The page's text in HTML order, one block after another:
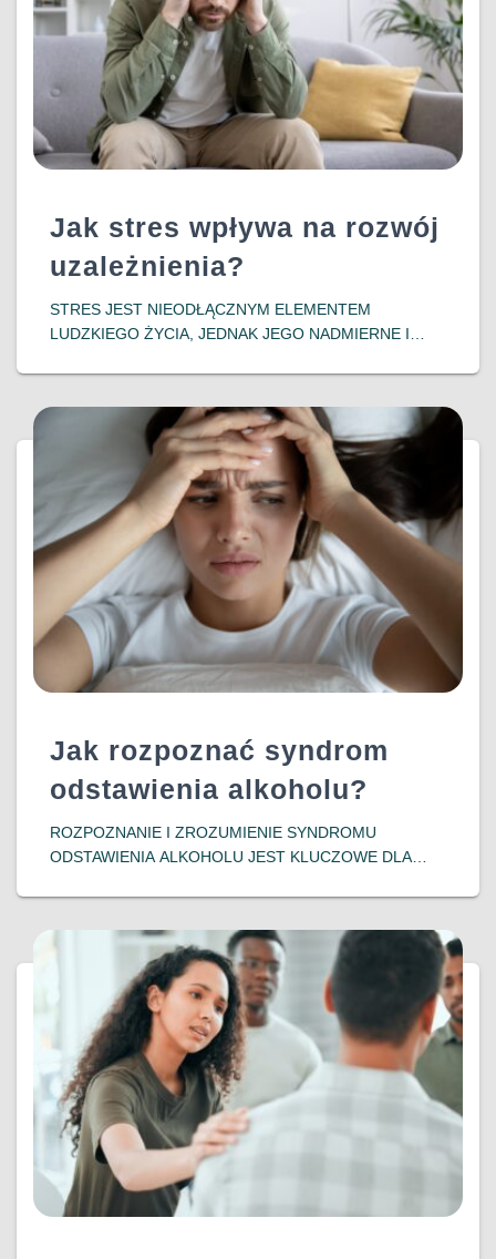
Jak stres wpływa na rozwój
uzależnienia?
​STRES JEST NIEODŁĄCZNYM ELEMENTEM
LUDZKIEGO ŻYCIA, JEDNAK JEGO NADMIERNE I
W TYM DO ROZWOJU UZALEŻNIEŃ. WSPÓŁCZESNE
BADANIA WSKAZUJĄ NA SILNY ZWIĄZEK MIĘDZY
DOŚWIADCZENIEM STRESU A PODATNOŚCIĄ NA
DOWIEDZ SIĘ WIĘCEJ…
Jak rozpoznać syndrom
odstawienia alkoholu?
ROZPOZNANIE I ZROZUMIENIE SYNDROMU
ODSTAWIENIA ALKOHOLU JEST KLUCZOWE DLA
ODPOWIEDNIE WSPARCIE MOGĄ ZNACZĄCO
POPRAWIĆ ROKOWANIA I JAKOŚĆ ŻYCIA
PACJENTÓW, POMAGAJĄC IM W POWROCIE DO
DOWIEDZ SIĘ WIĘCEJ…